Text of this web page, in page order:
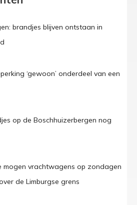
brandjes blijven ontstaan in
‘gewoon’ onderdeel van een
op de Boschhuizerbergen nog
mogen vrachtwagens op zondagen
de Limburgse grens